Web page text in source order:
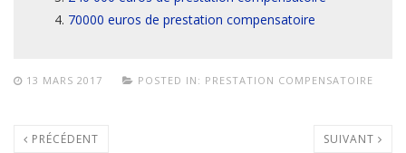
70000 euros de prestation compensatoire
13 MARS 2017 POSTED IN: PRESTATION COMPENSATOIRE
PRÉCÉDENT SUIVANT